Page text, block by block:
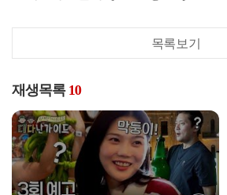
목록보기
재생목록 10